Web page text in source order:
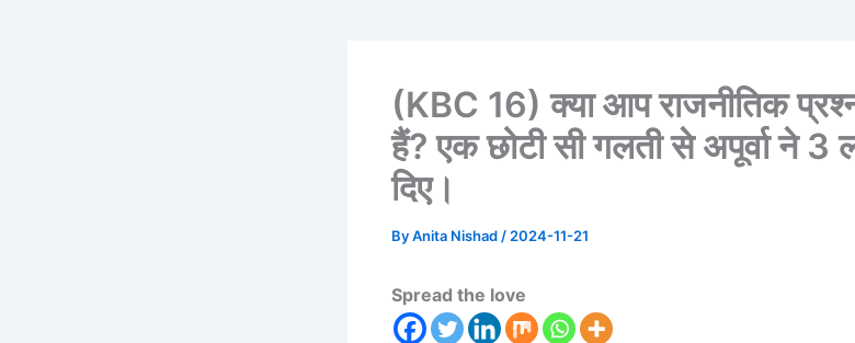
(KBC 16) क्या आप राजनीतिक
हैं? एक छोटी सी गलती से अपूर्वा ने
दिए।
ByAnita Nishad / 2024-11-21
Spread the love